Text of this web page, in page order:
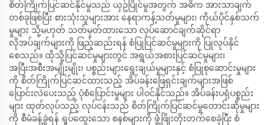
စိတ်ကြိုက်ပြင်ဆင်နိုင်မှုသည် ယှဥ်ပြိုင်မှုအတွက် အဓိက အားသာချက်
တစ်ခုဖြစ်ပြီး စားသုံးသူများအား နေရာကန့်သတ်မှုများ၊ ကိုယ်ပိုင်နှစ်သက်
မှုများ သို့မဟုတ် သတ်မှတ်ထားသော လုပ်ဆောင်ချက်ဆိုင်ရာ
လိုအပ်ချက်များကို ဖြည့်ဆည်းရန် စံပြုပြင်ဆင်မှုများကို ပြုလုပ်နိုင်
စေသည်။ ထိုသို့ပြင်ဆင်မှုများတွင် အရွယ်အစားပြင်ဆင်မှုများ၊
အပြီးအစီးအမျိုးမျိုး၊ ပစ္စည်းများရွေးချယ်မှုများနှင့် စံပြုစုဆောင်းမှုများ
ကို စိတ်ကြိုက်ပြင်ဆင်ထားသည့် အိပ်ခန်းဖြေရှင်းချက်များအဖြစ်
ပြောင်းလဲပေးသည့် ပုံစံပြောင်းမှုများ ပါဝင်နိုင်သည်။ အိပ်ခန်းပရုံပစ္စည်း
များ ထုတ်လုပ်သည့် လုပ်ငန်းသည် စိတ်ကြိုက်ပြင်ဆင်မှုတောင်းဆိုမှုများ
ကို စီမံခန့်ခွဲရန် ရှုပ်ထွေးသော စနစ်များကို ဖွံ့ဖြိုးတိုးတက်စေခဲ့ပြီး စံ